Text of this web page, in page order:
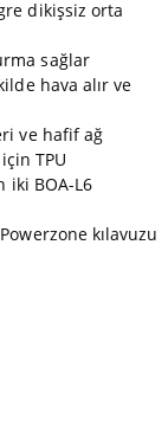
dikişsiz orta
sağlar
hava alır ve
ve hafif ağ
TPU
iki BOA-L6
kılavuzu